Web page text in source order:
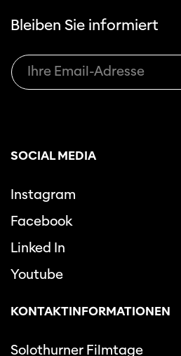
Bleiben Sie informiert
SOCIAL MEDIA
Instagram
Facebook
Linked In
Youtube
KONTAKTINFORMATIONEN
Solothurner Filmtage